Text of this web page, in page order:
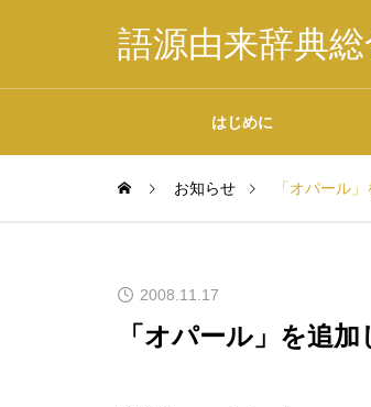
語源由来辞典
はじめに
お知らせ 「オパール
2008.11.17
「オパール」を追